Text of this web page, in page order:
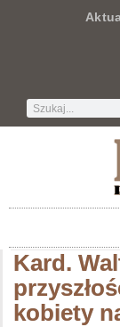
Kard.
kobiety